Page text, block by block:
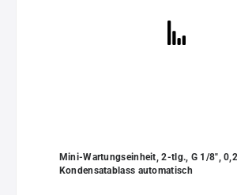
Mini-Wartungseinheit, 2-tlg., G 1/8",
Kondensatablass automatisch